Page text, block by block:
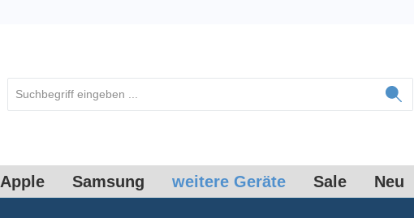
Apple Samsung weitere Geräte Sale Neu